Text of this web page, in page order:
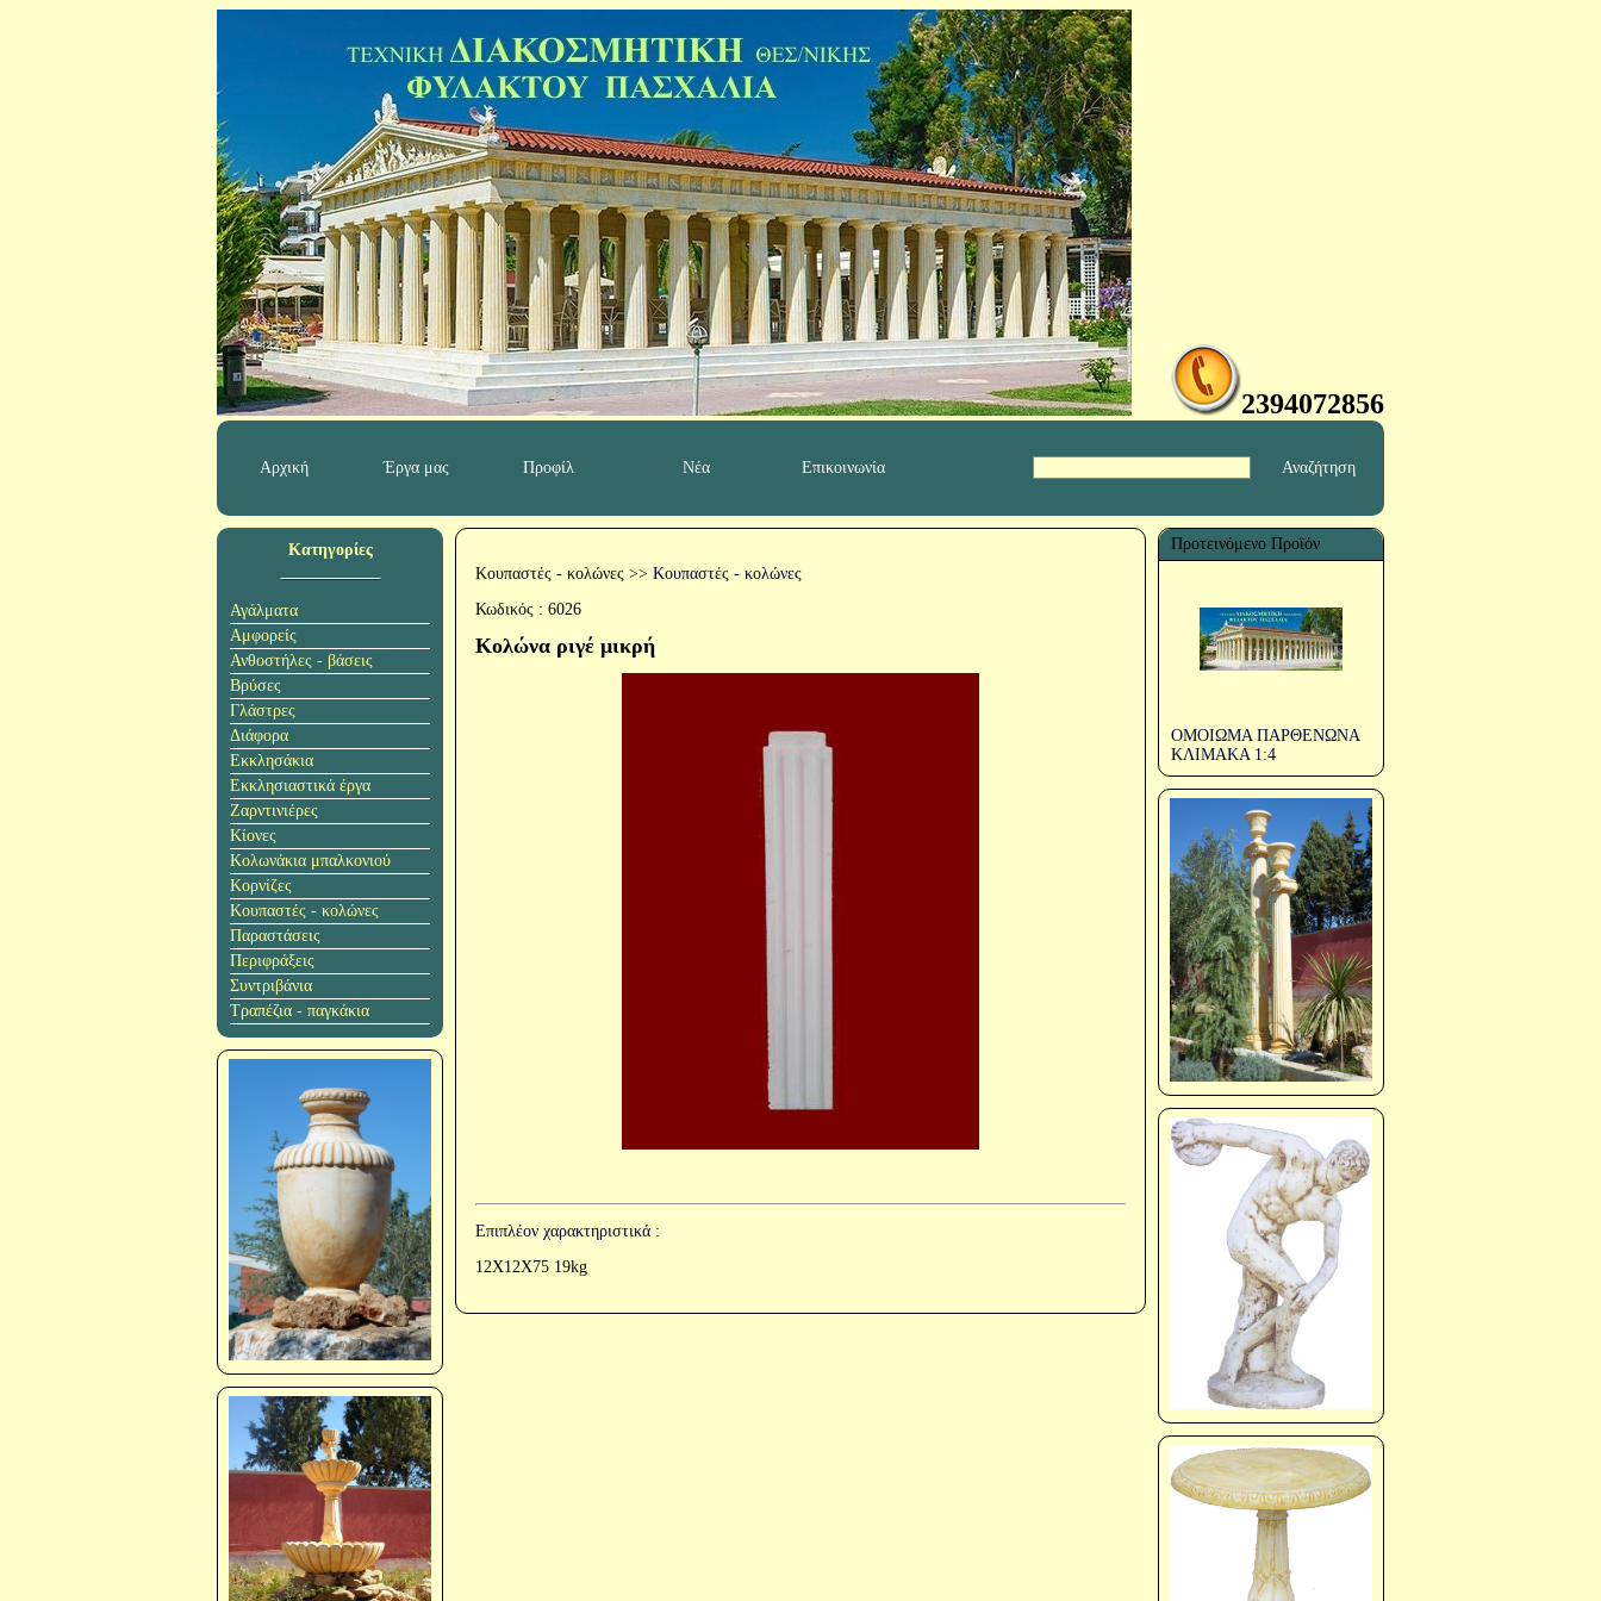
2394072856
Αρχική Έργα μας Προφίλ Νέα Επικοινωνία Αναζήτηση
Κατηγορίες
Αγάλματα
Αμφορείς
Ανθοστήλες - βάσεις
Βρύσες
Γλάστρες
Διάφορα
Εκκλησάκια
Εκκλησιαστικά έργα
Ζαρντινιέρες
Κίονες
Κολωνάκια μπαλκονιού
Κορνίζες
Κουπαστές - κολώνες
Παραστάσεις
Περιφράξεις
Συντριβάνια
Τραπέζια - παγκάκια
Κουπαστές - κολώνες >> Κουπαστές - κολώνες
Κωδικός : 6026
Κολώνα ριγέ μικρή
Επιπλέον χαρακτηριστικά :
12Χ12Χ75 19kg
Προτεινόμενο Προϊόν
ΟΜΟΙΩΜΑ ΠΑΡΘΕΝΩΝΑ
ΚΛΙΜΑΚΑ 1:4